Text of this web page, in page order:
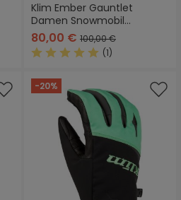
Klim Ember Gauntlet
Damen Snowmobil
Handschuhe
80,00 € 100,00 €
(1)
-20%